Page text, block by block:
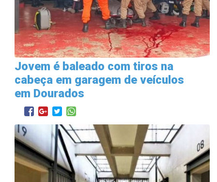
Jovem é baleado com tiros na
cabeça em garagem de veículos
em Dourados